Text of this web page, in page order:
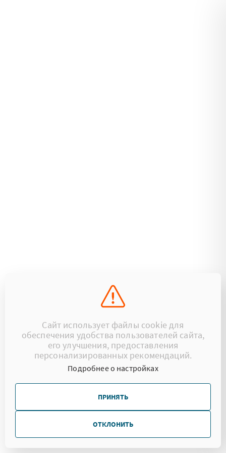
Сайт использует файлы cookie для
обеспечения удобства пользователей сайта,
его улучшения, предоставления
персонализированных рекомендаций.
Подробнее о настройках
ПРИНЯТЬ
ОТКЛОНИТЬ